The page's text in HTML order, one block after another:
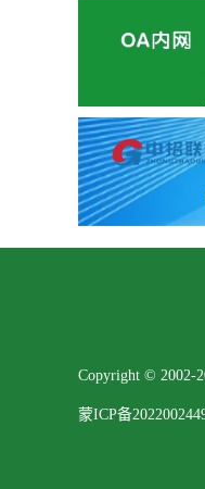
Copyright © 2002-
蒙ICP备